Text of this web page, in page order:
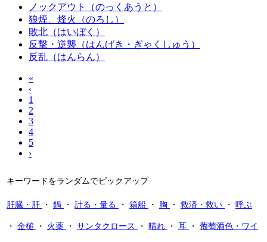
ノックアウト（のっくあうと）
狼煙、烽火（のろし）
敗北（はいぼく）
反撃・逆襲（はんげき・ぎゃくしゅう）
反乱（はんらん）
«
‹
1
2
3
4
5
›
キーワードをランダムでピックアップ
肝臓・肝 ・ 鍋 ・ 計る・量る ・ 箱船 ・ 胸 ・ 救済・救い ・ 呼ぶ
・ 金槌 ・ 火薬 ・ サンタクロース ・ 晴れ ・ 耳 ・ 葡萄酒色・ワイ